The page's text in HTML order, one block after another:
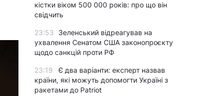
кістки віком 500 000 років: про що він
свідчить
23:53
Зеленський відреагував на
ухвалення Сенатом США законопроєкту
щодо санкцій проти РФ
23:19
Є два варіанти: експерт назвав
країни, які можуть допомогти Україні з
ракетами до Patriot